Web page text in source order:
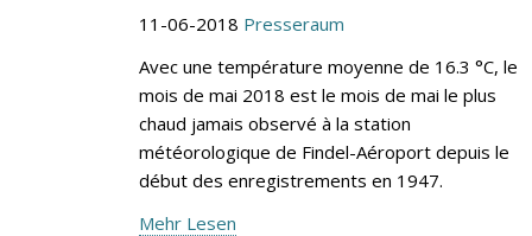
11-06-2018 Presseraum
Avec une température moyenne de 16.3 °C, le
mois de mai 2018 est le mois de mai le plus
chaud jamais observé à la station
météorologique de Findel-Aéroport depuis le
début des enregistrements en 1947.
Mehr Lesen